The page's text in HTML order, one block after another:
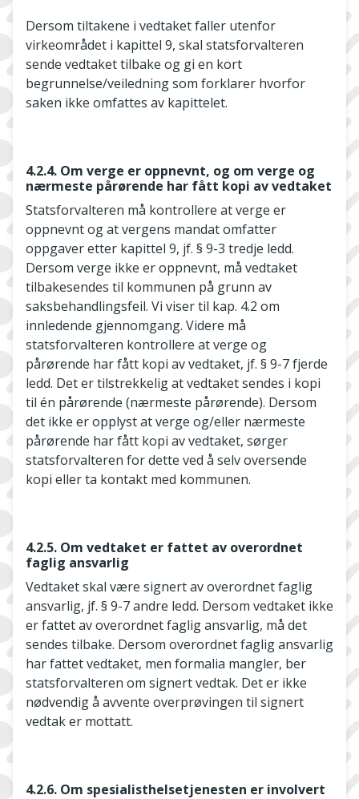
Dersom tiltakene i vedtaket faller utenfor
virkeområdet i kapittel 9, skal statsforvalteren
sende vedtaket tilbake og gi en kort
begrunnelse/veiledning som forklarer hvorfor
saken ikke omfattes av kapittelet.
4.2.4. Om verge er oppnevnt, og om verge og
nærmeste pårørende har fått kopi av vedtaket
Statsforvalteren må kontrollere at verge er
oppnevnt og at vergens mandat omfatter
oppgaver etter kapittel 9, jf. § 9-3 tredje ledd.
Dersom verge ikke er oppnevnt, må vedtaket
tilbakesendes til kommunen på grunn av
saksbehandlingsfeil. Vi viser til kap. 4.2 om
innledende gjennomgang. Videre må
statsforvalteren kontrollere at verge og
pårørende har fått kopi av vedtaket, jf. § 9-7 fjerde
ledd. Det er tilstrekkelig at vedtaket sendes i kopi
til én pårørende (nærmeste pårørende). Dersom
det ikke er opplyst at verge og/eller nærmeste
pårørende har fått kopi av vedtaket, sørger
statsforvalteren for dette ved å selv oversende
kopi eller ta kontakt med kommunen.
4.2.5. Om vedtaket er fattet av overordnet
faglig ansvarlig
Vedtaket skal være signert av overordnet faglig
ansvarlig, jf. § 9-7 andre ledd. Dersom vedtaket ikke
er fattet av overordnet faglig ansvarlig, må det
sendes tilbake. Dersom overordnet faglig ansvarlig
har fattet vedtaket, men formalia mangler, ber
statsforvalteren om signert vedtak. Det er ikke
nødvendig å avvente overprøvingen til signert
vedtak er mottatt.
4.2.6. Om spesialisthelsetjenesten er involvert